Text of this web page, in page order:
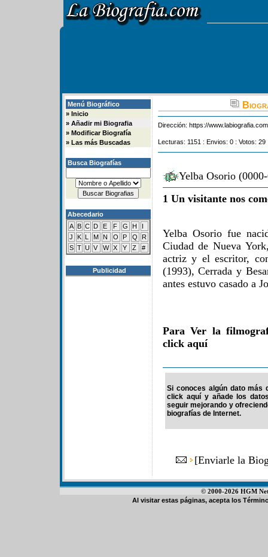
Menú Biográfico
» Inicio
» Añadir mi Biografia
» Modificar Biografía
» Las más Buscadas
Busca Biografías
Abecedario
A B C D E F G H
I
J
K L M N O P Q
R
S T U V W X Y Z #
Publicidad
Dirección: https://
Lecturas: 1151 : Envios: 0 : Votos:
Yelba Osorio
1 Un visitante nos
Yelba Osorio fue
Ciudad de Nueva
actriz y el escritor,
(1993), Cerrada y
antes estuvo casado a
Para Ver la
click aquí
Si conoces algún dato más
click aquí y añade los
seguir mejorando y
biografías de Internet.
[Enviarle la
© 2000-2026 HGM
Al visitar estas páginas, acepta los